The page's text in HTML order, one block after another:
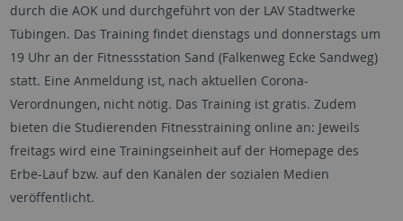
durch die AOK und durchgeführt von der LAV Stadtwerke
Tübingen. Das Training findet dienstags und donnerstags um
19 Uhr an der Fitnessstation Sand (Falkenweg Ecke Sandweg)
statt. Eine Anmeldung ist, nach aktuellen Corona-
Verordnungen, nicht nötig. Das Training ist gratis. Zudem
bieten die Studierenden Fitnesstraining online an: Jeweils
freitags wird eine Trainingseinheit auf der Homepage des
Erbe-Lauf bzw. auf den Kanälen der sozialen Medien
veröffentlicht.